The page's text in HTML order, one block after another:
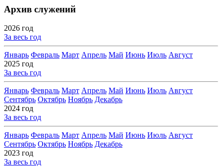
Архив служений
2026 год
За весь год
Январь Февраль Март Апрель Май Июнь Июль Август
2025 год
За весь год
Январь Февраль Март Апрель Май Июнь Июль Август
Сентябрь Октябрь Ноябрь Декабрь
2024 год
За весь год
Январь Февраль Март Апрель Май Июнь Июль Август
Сентябрь Октябрь Ноябрь Декабрь
2023 год
За весь год